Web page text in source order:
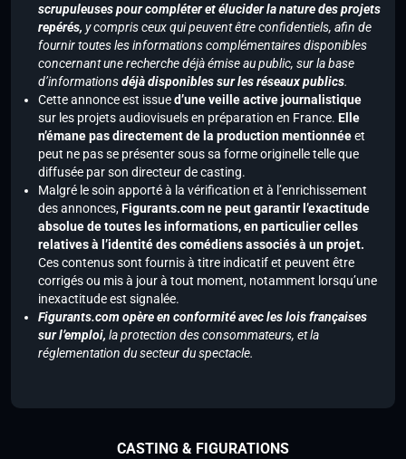
scrupuleuses pour compléter et élucider la nature des projets
repérés, y compris ceux qui peuvent être confidentiels, afin de
fournir toutes les informations complémentaires disponibles
concernant une recherche déjà émise au public, sur la base
d’informationsdéjà disponibles sur les réseaux publics.
Cette annonce est issued’une veille active journalistique
sur les projets audiovisuels en préparation en France. Elle
n’émane pas directement de la production mentionnéeet
peut ne pas se présenter sous sa forme originelle telle que
diffusée par son directeur de casting.
Malgré le soin apporté à la vérification et à l’enrichissement
des annonces,Figurants.com ne peut garantir l’exactitude
absolue de toutes les informations, en particulier celles
relatives à l’identité des comédiens associés à un projet.
Ces contenus sont fournis à titre indicatif et peuvent être
corrigés ou mis à jour à tout moment, notamment lorsqu’une
inexactitude est signalée.
Figurants.com opère en conformité avec les lois françaises
sur l’emploi, la protection des consommateurs, et la
réglementation du secteur du spectacle.
CASTING & FIGURATIONS